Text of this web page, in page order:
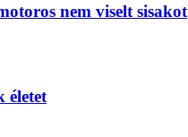
nem viselt sisakot
életet